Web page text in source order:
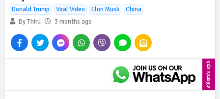
Donald Trump Viral Video Elon Musk
China
By Thiru
3 months ago
விளம்பரம்